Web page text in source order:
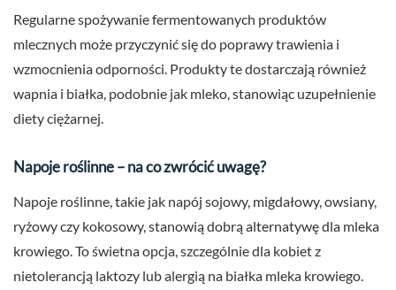
Regularne spożywanie fermentowanych produktów
mlecznych może przyczynić się do poprawy trawienia i
wzmocnienia odporności. Produkty te dostarczają również
wapnia i białka, podobnie jak mleko, stanowiąc uzupełnienie
diety ciężarnej.
Napoje roślinne – na co zwrócić uwagę?
Napoje roślinne, takie jak napój sojowy, migdałowy, owsiany,
ryżowy czy kokosowy, stanowią dobrą alternatywę dla mleka
krowiego. To świetna opcja, szczególnie dla kobiet z
nietolerancją laktozy lub alergią na białka mleka krowiego.